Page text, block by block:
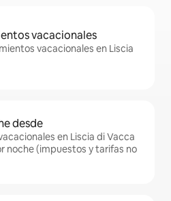
vacacionales
vacacionales en Liscia
desde
en Liscia di Vacca
noche (impuestos y tarifas no